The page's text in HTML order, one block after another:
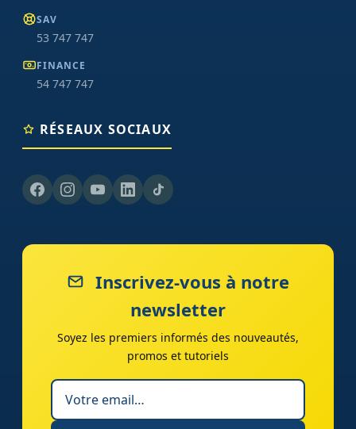
SAV
53 747 747
FINANCE
54 747 747
RÉSEAUX SOCIAUX
Inscrivez-vous à notre
newsletter
Soyez les premiers informés des nouveautés,
promos et tutoriels